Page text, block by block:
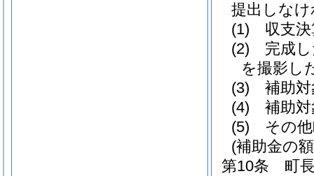
提出しな
(1)
収支
(2)
完成
を撮影し
(3)
補助
(4)
補助
(5)
その
(補助金の
第10条
町